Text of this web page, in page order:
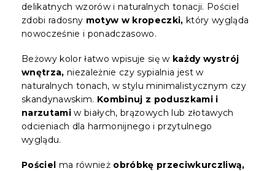
delikatnych wzorów i naturalnych tonacji. Pościel
zdobi radosny motyw w kropeczki, który wygląda
nowocześnie i ponadczasowo.
Beżowy kolor łatwo wpisuje się w każdy wystrój
wnętrza, niezależnie czy sypialnia jest w
naturalnych tonach, w stylu minimalistycznym czy
skandynawskim. Kombinuj z poduszkami i
narzutami w białych, brązowych lub złotawych
odcieniach dla harmonijnego i przytulnego
wyglądu.
Pościel ma również obróbkę przeciwkurczliwą,